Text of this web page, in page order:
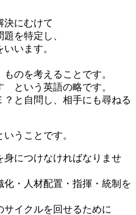
決にむけて
を特定し、
います。
のを考えることです。
という英語の略です。
と自問し、相手にも尋ねる
うことです。
身につけなければなりませ
・人材配置・指揮・統制を
イクルを回せるために